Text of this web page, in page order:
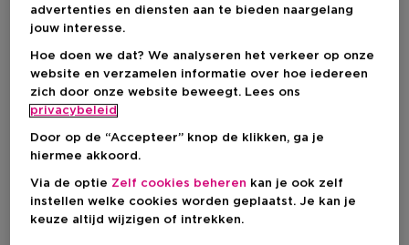
Kies je formaat
75 G
advertenties en diensten aan te bieden naargelang
jouw interesse.
Hoe doen we dat? We analyseren het verkeer op onze
website en verzamelen informatie over hoe iedereen
zich door onze website beweegt. Lees ons
privacybeleid
Door op de “Accepteer” knop de klikken, ga je
hiermee akkoord.
Via de optie Zelf cookies beheren kan je ook zelf
instellen welke cookies worden geplaatst. Je kan je
keuze altijd wijzigen of intrekken.